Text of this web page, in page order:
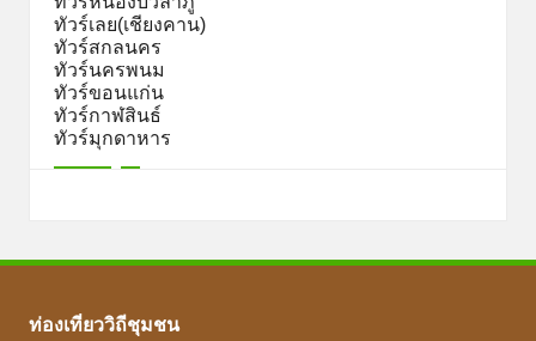
ทัวร์เลย(เชียงคาน)
ทัวร์สกลนคร
ทัวร์นครพนม
ทัวร์ขอนแก่น
ทัวร์กาฬสินธ์
ทัวร์มุกดาหาร
ท่องเที่ยววิถีชุมชน